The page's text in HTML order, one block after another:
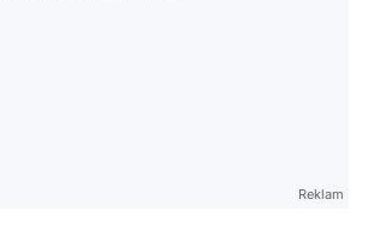
Reklam